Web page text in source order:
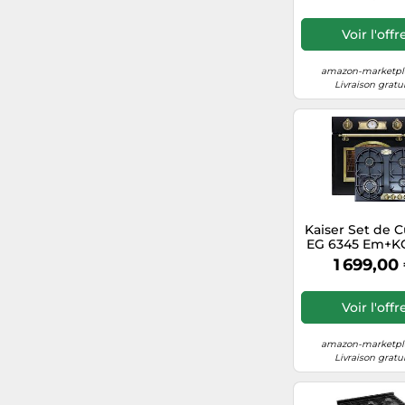
WOK auto-
AirFry Pizza
Voir
amazon-
Livraison
Kaiser Set de
EG 6345
Em, Four à
Encastrer
à Encastrer,
1 699,00
Voir
amazon-
Livraison